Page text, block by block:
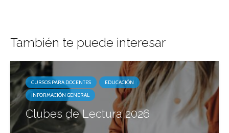
También te puede interesar
CURSOS PARA DOCENTES
EDUCACIÓN
INFORMACIÓN GENERAL
Clubes de Lectura 2026